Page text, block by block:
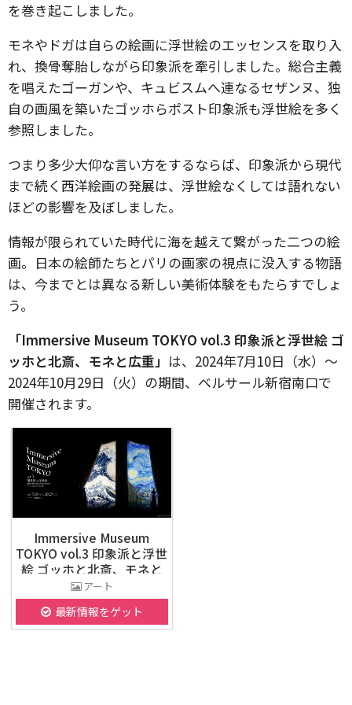
を巻き起こしました。
モネやドガは自らの絵画に浮世絵のエッセンスを取り入
れ、換骨奪胎しながら印象派を牽引しました。総合主義
を唱えたゴーガンや、キュビスムへ連なるセザンヌ、独
自の画風を築いたゴッホらポスト印象派も浮世絵を多く
参照しました。
つまり多少大仰な言い方をするならば、印象派から現代
まで続く西洋絵画の発展は、浮世絵なくしては語れない
ほどの影響を及ぼしました。
情報が限られていた時代に海を越えて繋がった二つの絵
画。日本の絵師たちとパリの画家の視点に没入する物語
は、今までとは異なる新しい美術体験をもたらすでしょ
う。
「Immersive Museum TOKYO vol.3 印象派と浮世絵 ゴ
ッホと北斎、モネと広重」 は、2024年7月10日（水）～
2024年10月29日（火）の期間、ベルサール新宿南口で
開催されます。
Immersive Museum
TOKYO vol.3 印象派と浮世
絵 ゴッホと北斎、モネと
広重
アート
最新情報をゲット